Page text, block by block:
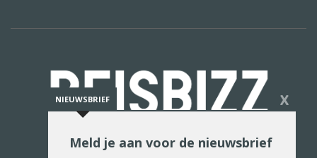
De reiswereld in woord en beeld
NIEUWSBRIEF X
Meld je aan voor de nieuwsbrief